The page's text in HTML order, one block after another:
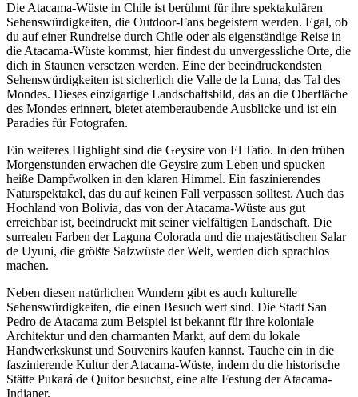
Die Atacama-Wüste in Chile ist berühmt für ihre spektakulären
Sehenswürdigkeiten, die Outdoor-Fans begeistern werden. Egal, ob
du auf einer Rundreise durch Chile oder als eigenständige Reise in
die Atacama-Wüste kommst, hier findest du unvergessliche Orte, die
dich in Staunen versetzen werden. Eine der beeindruckendsten
Sehenswürdigkeiten ist sicherlich die Valle de la Luna, das Tal des
Mondes. Dieses einzigartige Landschaftsbild, das an die Oberfläche
des Mondes erinnert, bietet atemberaubende Ausblicke und ist ein
Paradies für Fotografen.
Ein weiteres Highlight sind die Geysire von El Tatio. In den frühen
Morgenstunden erwachen die Geysire zum Leben und spucken
heiße Dampfwolken in den klaren Himmel. Ein faszinierendes
Naturspektakel, das du auf keinen Fall verpassen solltest. Auch das
Hochland von Bolivia, das von der Atacama-Wüste aus gut
erreichbar ist, beeindruckt mit seiner vielfältigen Landschaft. Die
surrealen Farben der Laguna Colorada und die majestätischen Salar
de Uyuni, die größte Salzwüste der Welt, werden dich sprachlos
machen.
Neben diesen natürlichen Wundern gibt es auch kulturelle
Sehenswürdigkeiten, die einen Besuch wert sind. Die Stadt San
Pedro de Atacama zum Beispiel ist bekannt für ihre koloniale
Architektur und den charmanten Markt, auf dem du lokale
Handwerkskunst und Souvenirs kaufen kannst. Tauche ein in die
faszinierende Kultur der Atacama-Wüste, indem du die historische
Stätte Pukará de Quitor besuchst, eine alte Festung der Atacama-
Indianer.